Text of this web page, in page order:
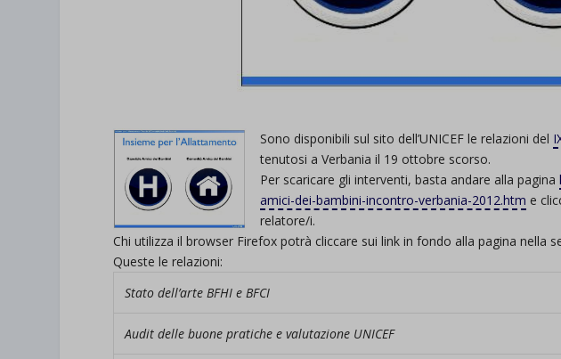
Sono disponibili sul sito dell’UNICEF le relazioni del
tenutosi a Verbania il 19 ottobre scorso.
Per scaricare gli interventi, basta andare alla pagina
amici-dei-bambini-incontro-verbania-2012.htm e
relatore/i.
Chi utilizza il browser Firefox potrà cliccare sui link in fondo alla pagina nella
Queste le relazioni:
Stato dell’arte BFHI e BFCI
Audit delle buone pratiche e valutazione UNICEF